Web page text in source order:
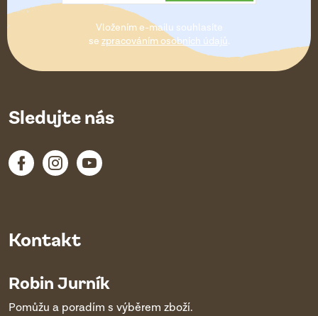
t
Vložením e-mailu souhlasíte
se zpracováním osobních údajů.
Kontakt
Robin Jurník
Pomůžu a poradím s výběrem zboží.
Sledujte nás